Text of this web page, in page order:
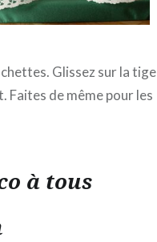
Glissez sur la tige
Faites de même pour les
à tous